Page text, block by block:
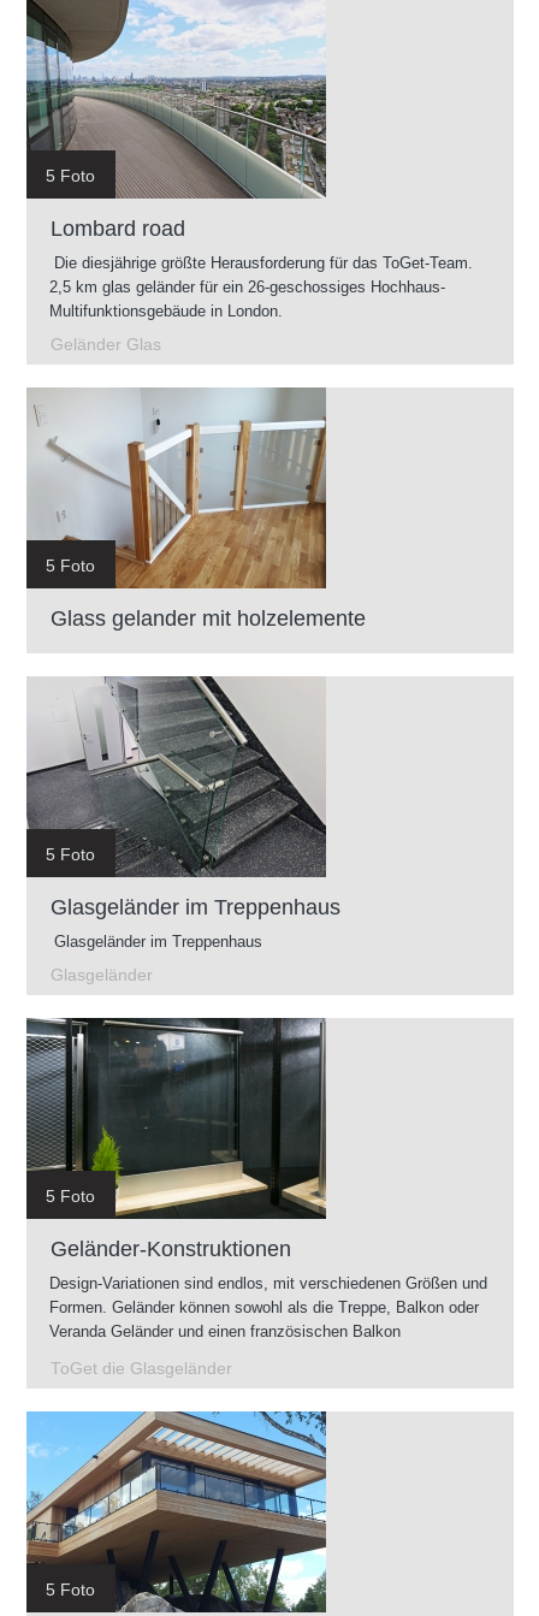
5 Foto
Lombard road
Die diesjährige größte Herausforderung für das ToGet-Team.
2,5 km glas geländer für ein 26-geschossiges Hochhaus-
Multifunktionsgebäude in London.
Geländer Glas
5 Foto
Glass gelander mit holzelemente
5 Foto
Glasgeländer im Treppenhaus
Glasgeländer im Treppenhaus
Glasgeländer
5 Foto
Geländer-Konstruktionen
Design-Variationen sind endlos, mit verschiedenen Größen und
Formen. Geländer können sowohl als die Treppe, Balkon oder
Veranda Geländer und einen französischen Balkon
auch im Außenbereich montiert werden.
ToGet die Glasgeländer
5 Foto